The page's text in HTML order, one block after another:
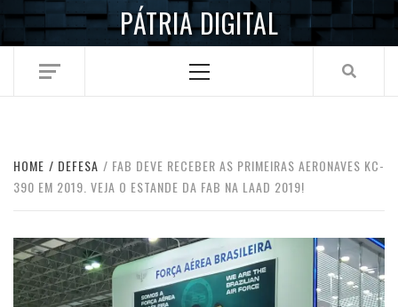
Skip
PÁTRIA DIGITAL
Menu
HOME DEFESA
FAB DEVE RECEBER AS PRIMEIRAS AERONAVES KC-
390 EM 2019. VEJA O ESTANDE DA FAB NA LAAD 2019!